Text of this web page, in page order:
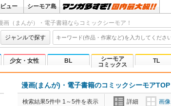
ュー シーモア島
画（まんが）・電子書籍ならコミックシーモア！
ジャンルで探す
少女・女性 BL
シーモア
コミックス
TL
漫画(まんが)・電子書籍のコミックシーモアTOP
検索結果5件中 1～5件を表示 詳細 画像